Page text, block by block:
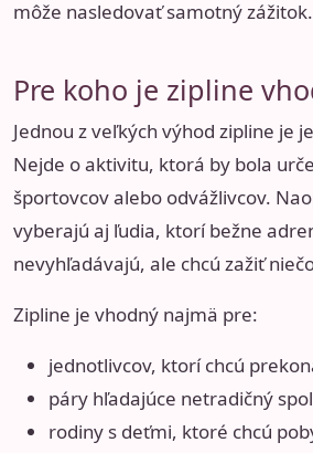
môže nasledovať samotný zážitok.
Pre koho je zipline
Jednou z veľkých výhod zipline je
Nejde o aktivitu, ktorá by bola
športovcov alebo odvážlivcov.
vyberajú aj ľudia, ktorí bežne
nevyhľadávajú, ale chcú zažiť
Zipline je vhodný najmä pre:
jednotlivcov, ktorí chcú
páry hľadajúce netradičný
rodiny s deťmi, ktoré chcú